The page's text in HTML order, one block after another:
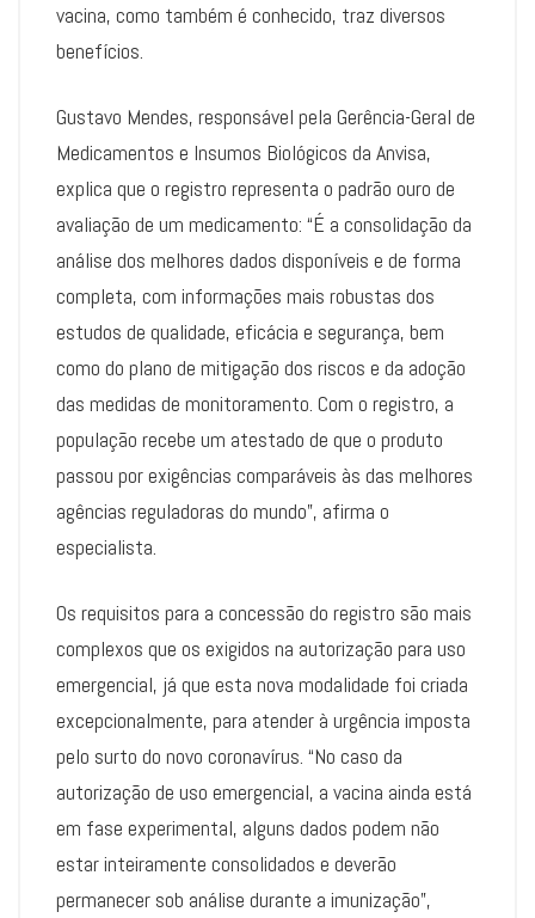
vacina, como também é conhecido, traz diversos
benefícios.
Gustavo Mendes, responsável pela Gerência-Geral de
Medicamentos e Insumos Biológicos da Anvisa,
explica que o registro representa o padrão ouro de
avaliação de um medicamento: “É a consolidação da
análise dos melhores dados disponíveis e de forma
completa, com informações mais robustas dos
estudos de qualidade, eficácia e segurança, bem
como do plano de mitigação dos riscos e da adoção
das medidas de monitoramento. Com o registro, a
população recebe um atestado de que o produto
passou por exigências comparáveis às das melhores
agências reguladoras do mundo”, afirma o
especialista.
Os requisitos para a concessão do registro são mais
complexos que os exigidos na autorização para uso
emergencial, já que esta nova modalidade foi criada
excepcionalmente, para atender à urgência imposta
pelo surto do novo coronavírus. “No caso da
autorização de uso emergencial, a vacina ainda está
em fase experimental, alguns dados podem não
estar inteiramente consolidados e deverão
permanecer sob análise durante a imunização”,